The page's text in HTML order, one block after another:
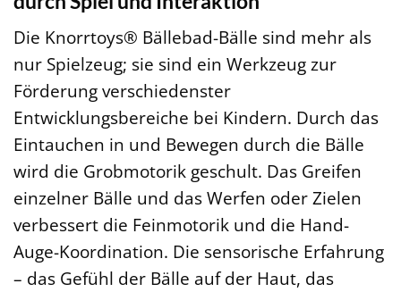
Die Knorrtoys® Bällebad-Bälle sind mehr als
nur Spielzeug; sie sind ein Werkzeug zur
Förderung verschiedenster
Entwicklungsbereiche bei Kindern. Durch das
Eintauchen in und Bewegen durch die Bälle
wird die Grobmotorik geschult. Das Greifen
einzelner Bälle und das Werfen oder Zielen
verbessert die Feinmotorik und die Hand-
Auge-Koordination. Die sensorische Erfahrung
– das Gefühl der Bälle auf der Haut, das